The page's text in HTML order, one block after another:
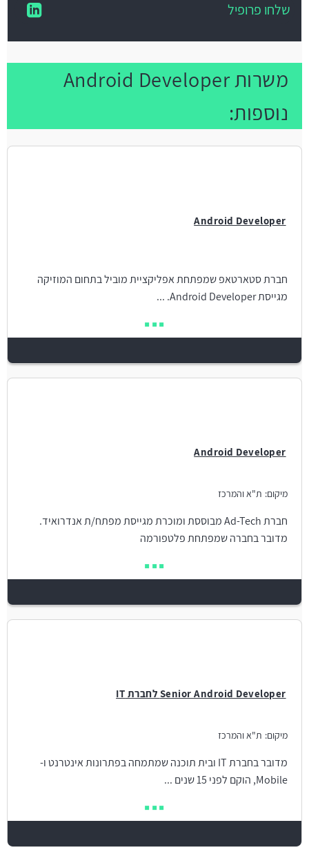
שלחו פרופיל
משרות Android Developer
נוספות:
Android Developer
חברת סטארטאפ שמפתחת אפליקציית מוביל בתחום המוזיקה
מגייסת Android Developer. ...
Android Developer
מיקום: ת"א והמרכז
חברת Ad-Tech מבוססת ומוכרת מגייסת מפתח/ת אנדרואיד.
מדובר בחברה שמפתחת פלטפורמה
Senior Android Developer לחברת IT
מיקום: ת"א והמרכז
מדובר בחברת IT ובית תוכנה שמתמחה בפתרונות אינטרנט ו-
Mobile, הוקם לפני 15 שנים ...